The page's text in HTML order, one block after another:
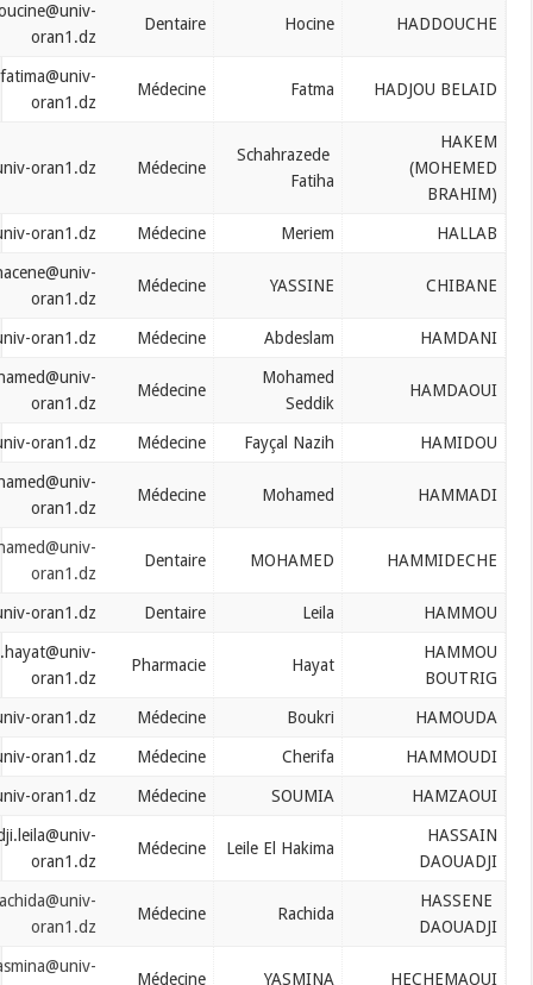
Hocine
Dentaire
haddouche.houcine@univ-
Fatma
Médecine
hadjoubelaid.fatima@univ-
hakem.chahrazed@univ-oran1.dz
Meriem
Médecine
hallab.meriem@univ-oran1.dz
YASSINE
Médecine
hamadouche.hacene@univ-
Abdeslam
Médecine
hamdani.abdeslem@univ-oran1.dz
hamdaoui.mohamed@univ-
Fayçal Nazih
Médecine
hamidou.faycal@univ-oran1.dz
Mohamed
Médecine
hammadi.mohamed@univ-
MOHAMED
Dentaire
hammideche.mohamed@univ-
Leila
Dentaire
hammou.leila@univ-oran1.dz
Pharmacie
hammouboutrig.hayat@univ-
Boukri
Médecine
hammouda.boukri@univ-oran1.dz
Cherifa
Médecine
hammoudi.cherifa@univ-oran1.dz
SOUMIA
Médecine
hamzaoui.soumia@univ-oran1.dz
Médecine
hassaindaouiadji.leila@univ-
Médecine
hassaindaouiadji.rachida@univ-
YASMINA
Médecine
hechemaoui.yasmina@univ-